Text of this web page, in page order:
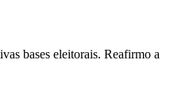
bases eleitorais. Reafirmo a